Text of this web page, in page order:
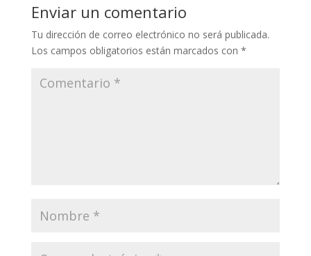
Enviar un comentario
Tu dirección de correo electrónico no será publicada.
Los campos obligatorios están marcados con *